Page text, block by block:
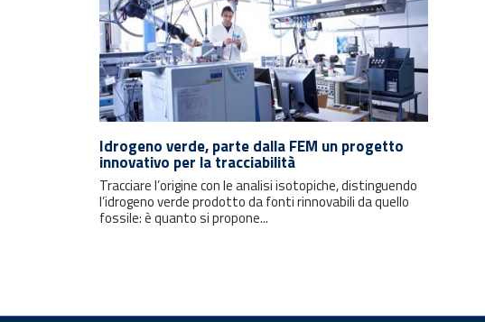
Idrogeno verde, parte dalla FEM un progetto
innovativo per la tracciabilità
Tracciare l’origine con le analisi isotopiche, distinguendo
l’idrogeno verde prodotto da fonti rinnovabili da quello
fossile: è quanto si propone...
Rimani sempre aggiornato con le
ultime notizie e i prossimi eventi.